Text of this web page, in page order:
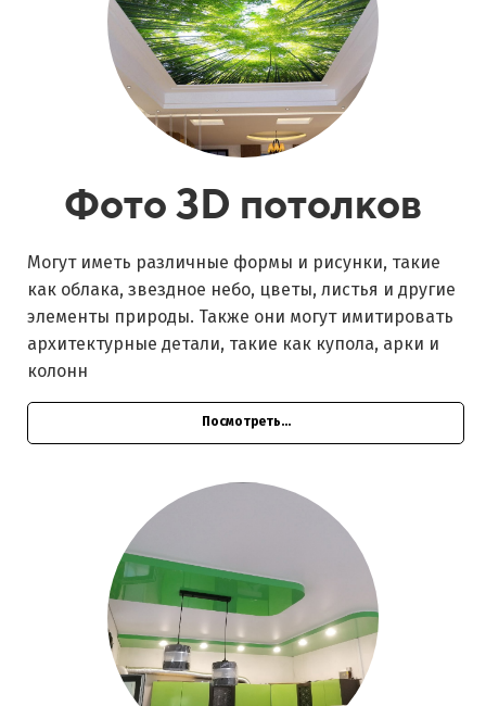
Фото 3D потолков
Могут иметь различные формы и рисунки, такие
как облака, звездное небо, цветы, листья и другие
элементы природы. Также они могут имитировать
архитектурные детали, такие как купола, арки и
колонн
Посмотреть...